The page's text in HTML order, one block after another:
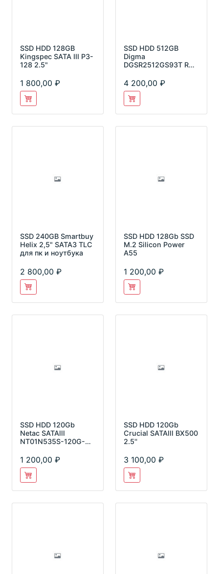
SSD HDD 128GB
Kingspec SATA III P3-
128 2.5"
1 800,00
SSD HDD 512GB
Digma
DGSR2512GS93T Run
4 200,00
SSD 240GB Smartbuy
Helix 2,5" SATA3 TLC
для пк и ноутбука
2 800,00
SSD HDD 128Gb SSD
M.2 Silicon Power
A55
1 200,00
SSD HDD 120Gb
Netac SATAlll
NT01N535S-120G-
1 200,00
SSD HDD 120Gb
Crucial SATAlll BX500
2.5''
3 100,00